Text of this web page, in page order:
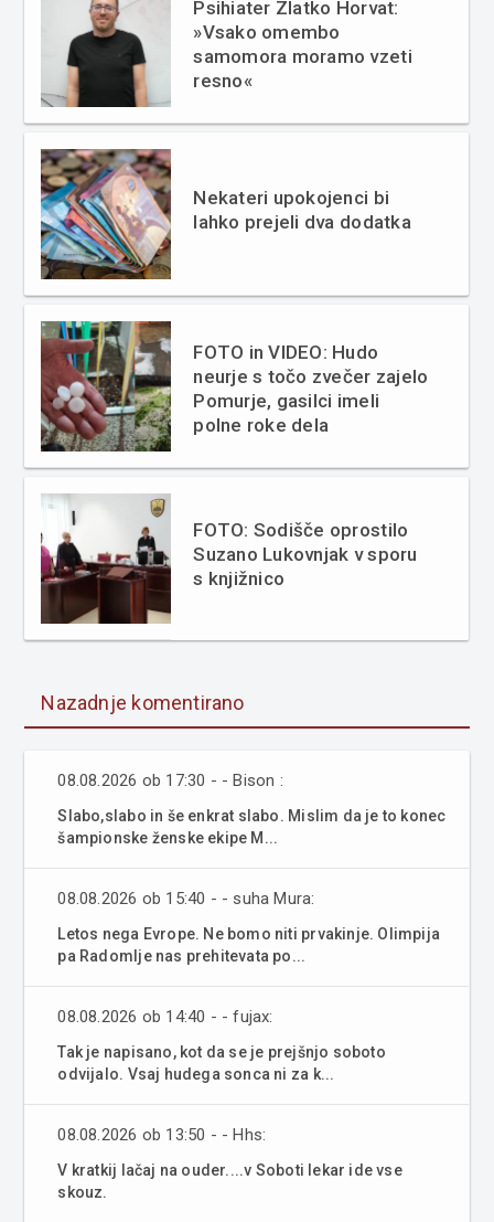
Psihiater Zlatko Horvat:
»Vsako omembo
samomora moramo vzeti
resno«
Nekateri upokojenci bi
lahko prejeli dva dodatka
FOTO in VIDEO: Hudo
neurje s točo zvečer zajelo
Pomurje, gasilci imeli
polne roke dela
FOTO: Sodišče oprostilo
Suzano Lukovnjak v sporu
s knjižnico
Nazadnje komentirano
08.08.2026 ob 17:30 - - Bison :
Slabo,slabo in še enkrat slabo. Mislim da je to konec
šampionske ženske ekipe M...
08.08.2026 ob 15:40 - - suha Mura:
Letos nega Evrope. Ne bomo niti prvakinje. Olimpija
pa Radomlje nas prehitevata po...
08.08.2026 ob 14:40 - - fujax:
Tak je napisano, kot da se je prejšnjo soboto
odvijalo. Vsaj hudega sonca ni za k...
08.08.2026 ob 13:50 - - Hhs:
V kratkij lačaj na ouder....v Soboti lekar ide vse
skouz.